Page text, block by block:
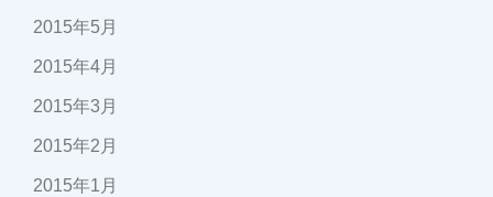
2015年5月
2015年4月
2015年3月
2015年2月
2015年1月